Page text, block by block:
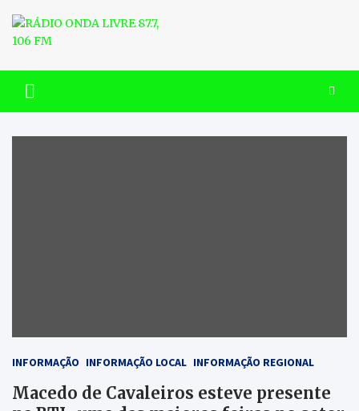
content
RÁDIO ONDA LIVRE 87.7, 106
FM
INFORMAÇÃO INFORMAÇÃO LOCAL INFORMAÇÃO REGIONAL
Macedo de Cavaleiros esteve presente